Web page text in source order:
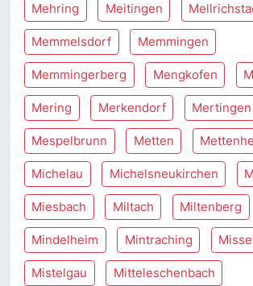
Mehring Meitingen
Memmelsdorf Memmingen
Memmingerberg Mengkofen
Mering Merkendorf Mertingen
Mespelbrunn Metten
Michelau Michelsneukirchen
Miesbach Miltach Miltenberg
Mindelheim Mintraching
Mistelgau Mitteleschenbach